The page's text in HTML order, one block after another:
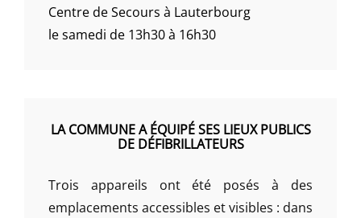
Centre de Secours à Lauterbourg
le samedi de 13h30 à 16h30
LA COMMUNE A ÉQUIPÉ SES LIEUX PUBLICS
DE DÉFIBRILLATEURS
Trois appareils ont été posés à des
emplacements accessibles et visibles : dans